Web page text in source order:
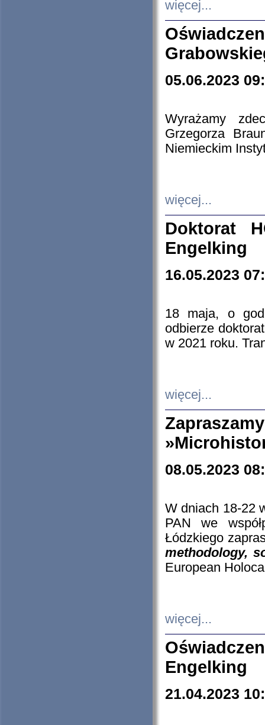
więcej...
05.06.2023
Wyrażamy
Grzegorza
Niemieckim
więcej...
Doktorat
Engelking
16.05.2023
18 maja, o
odbierze
w 2021 roku.
więcej...
08.05.2023
W dniach 18-22
PAN we
Łódzkiego
methodology,
European
więcej...
Engelking
21.04.2023